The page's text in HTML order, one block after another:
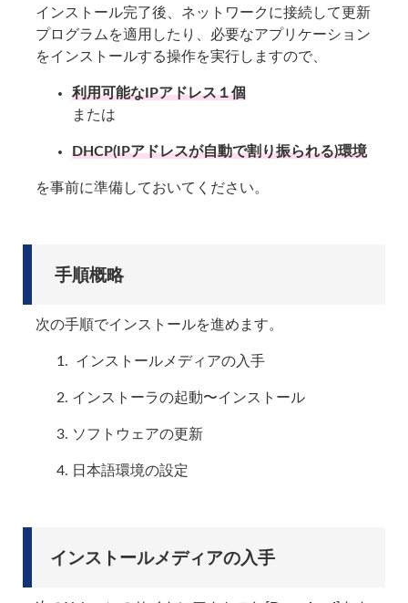
インストール完了後、ネットワークに接続して更新
プログラムを適用したり、必要なアプリケーション
をインストールする操作を実行しますので、
利用可能なIPアドレス１個
または
DHCP(IPアドレスが自動で割り振られる)環境
を事前に準備しておいてください。
手順概略
次の手順でインストールを進めます。
インストールメディアの入手
インストーラの起動〜インストール
ソフトウェアの更新
日本語環境の設定
インストールメディアの入手